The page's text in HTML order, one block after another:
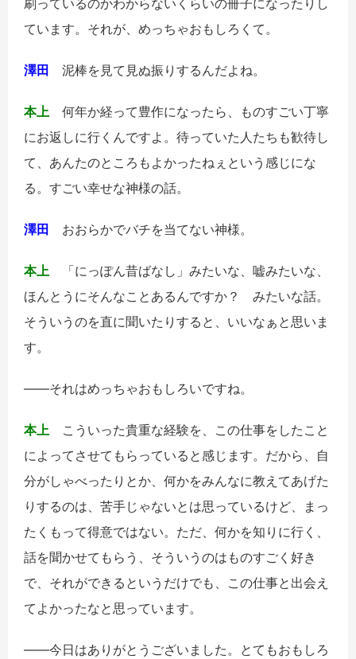
刷っているのかわからないくらいの冊子になったりし
ています。それが、めっちゃおもしろくて。
澤田 泥棒を見て見ぬ振りするんだよね。
本上 何年か経って豊作になったら、ものすごい丁寧
にお返しに行くんですよ。待っていた人たちも歓待し
て、あんたのところもよかったねぇという感じにな
る。すごい幸せな神様の話。
澤田 おおらかでバチを当てない神様。
本上 「にっぽん昔ばなし」みたいな、嘘みたいな、
ほんとうにそんなことあるんですか？ みたいな話。
そういうのを直に聞いたりすると、いいなぁと思いま
す。
――それはめっちゃおもしろいですね。
本上 こういった貴重な経験を、この仕事をしたこと
によってさせてもらっていると感じます。だから、自
分がしゃべったりとか、何かをみんなに教えてあげた
りするのは、苦手じゃないとは思っているけど、まっ
たくもって得意ではない。ただ、何かを知りに行く、
話を聞かせてもらう、そういうのはものすごく好き
で、それができるというだけでも、この仕事と出会え
てよかったなと思っています。
――今日はありがとうございました。とてもおもしろ